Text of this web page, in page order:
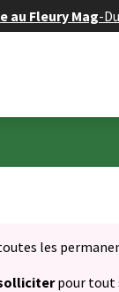
au Fleury Mag-
utilisateur
dans un
les
pour tout